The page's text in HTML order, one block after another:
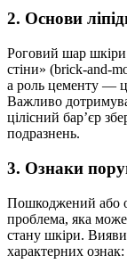
2. Основи
Роговий шар
стіни» (brick-and-
а роль цементу —
Важливо
цілісний бар’єр
подразнень.
3. Ознаки
Пошкоджений або
проблема, яка
стану шкіри.
характерних ознак: